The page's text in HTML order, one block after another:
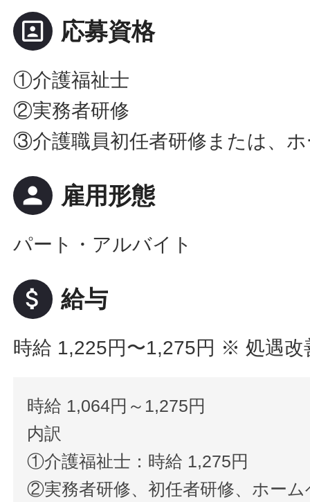
portrait 応募資格
①介護福祉士
②実務者研修
③介護職員初任者研修または、
person 雇用形態
パート・アルバイト
attach_money 給与
時給 1,225円〜1,275円 ※ 処遇改
時給 1,064円～1,275円
内訳
①介護福祉士：時給 1,275円
②実務者研修、初任者研修、ホー